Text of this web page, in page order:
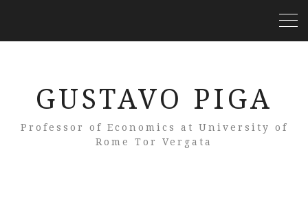
GUSTAVO PIGA
Professor of Economics at University of
Rome Tor Vergata